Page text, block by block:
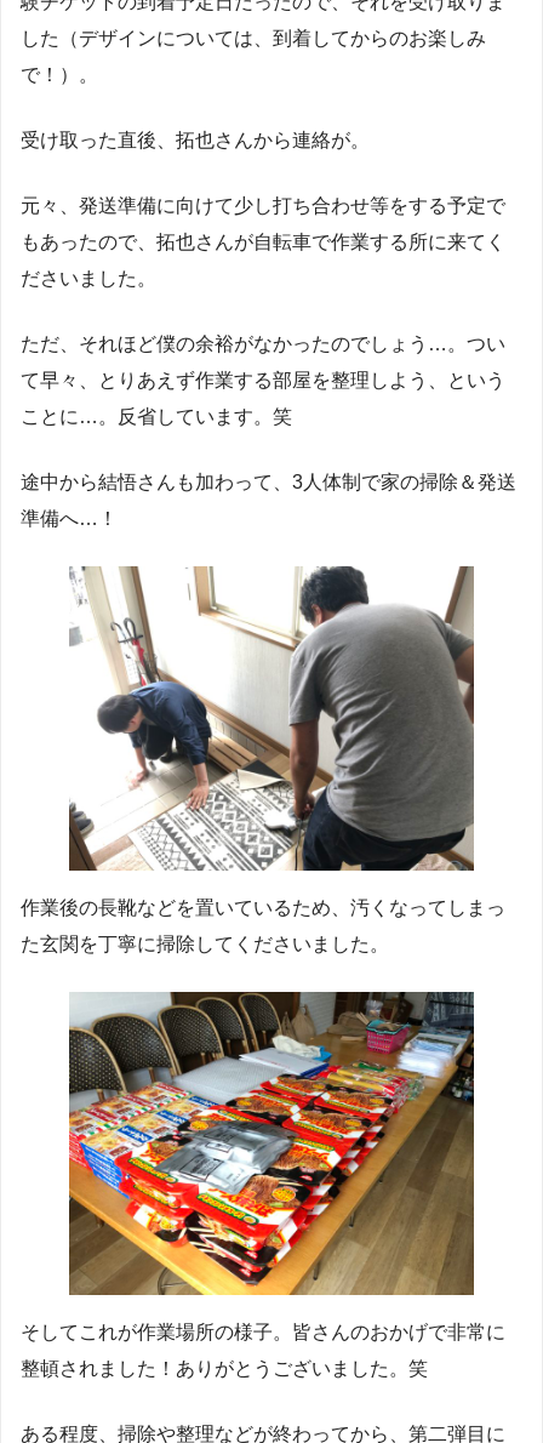
した（デザインについては、到着してからのお楽しみ
で！）。
受け取った直後、拓也さんから連絡が。
元々、発送準備に向けて少し打ち合わせ等をする予定で
もあったので、拓也さんが自転車で作業する所に来てく
ださいました。
ただ、それほど僕の余裕がなかったのでしょう…。つい
て早々、とりあえず作業する部屋を整理しよう、という
ことに…。反省しています。笑
途中から結悟さんも加わって、3人体制で家の掃除＆発送
準備へ…！
作業後の長靴などを置いているため、汚くなってしまっ
た玄関を丁寧に掃除してくださいました。
そしてこれが作業場所の様子。皆さんのおかげで非常に
整頓されました！ありがとうございました。笑
ある程度、掃除や整理などが終わってから、第二弾目に